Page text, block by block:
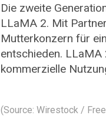
Die zweite
LLaMA 2. Mit
Mutterkonzern für
entschieden.
kommerzielle
(Source: Wirestock /